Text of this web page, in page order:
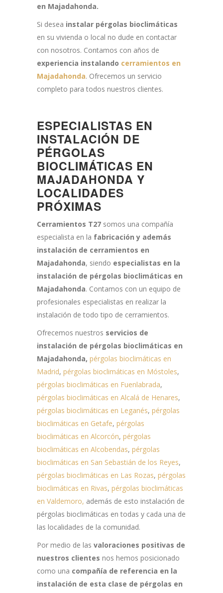
en Majadahonda.
Si desea instalar pérgolas bioclimáticas
en su vivienda o local no dude en contactar
con nosotros. Contamos con años de
experiencia instalando cerramientos en
Majadahonda. Ofrecemos un servicio
completo para todos nuestros clientes.
ESPECIALISTAS EN
INSTALACIÓN DE
PÉRGOLAS
BIOCLIMÁTICAS EN
MAJADAHONDA Y
LOCALIDADES
PRÓXIMAS
Cerramientos T27 somos una compañía
especialista en la fabricación y además
instalación de cerramientos en
Majadahonda, siendo especialistas en la
instalación de pérgolas bioclimáticas en
Majadahonda. Contamos con un equipo de
profesionales especialistas en realizar la
instalación de todo tipo de cerramientos.
Ofrecemos nuestros servicios de
instalación de pérgolas bioclimáticas en
Majadahonda, pérgolas bioclimáticas en
Madrid, pérgolas bioclimáticas en Móstoles,
pérgolas bioclimáticas en Fuenlabrada,
pérgolas bioclimáticas en Alcalá de Henares,
pérgolas bioclimáticas en Leganés, pérgolas
bioclimáticas en Getafe, pérgolas
bioclimáticas en Alcorcón, pérgolas
bioclimáticas en Alcobendas, pérgolas
bioclimáticas en San Sebastián de los Reyes,
pérgolas bioclimáticas en Las Rozas, pérgolas
bioclimáticas en Rivas, pérgolas bioclimáticas
en Valdemoro, además de esto instalación de
pérgolas bioclimáticas en todas y cada una de
las localidades de la comunidad.
Por medio de las valoraciones positivas de
nuestros clientes nos hemos posicionado
como una compañía de referencia en la
instalación de esta clase de pérgolas en